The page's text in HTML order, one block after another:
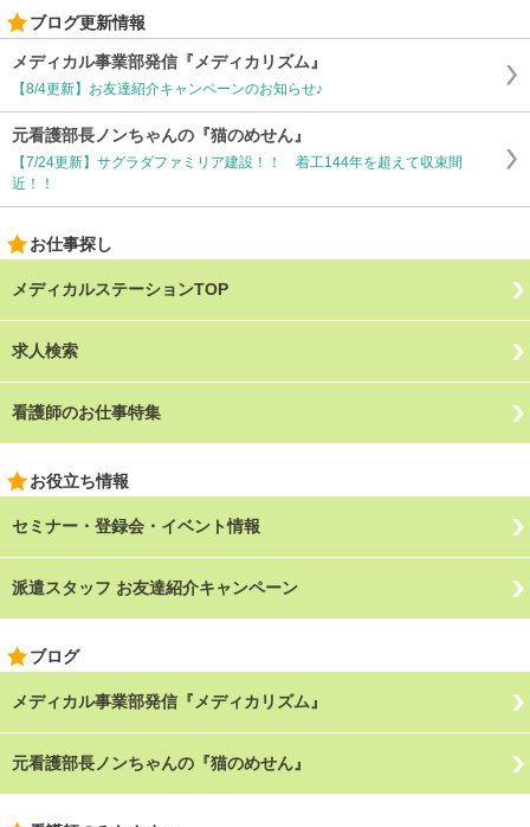
ブログ更新情報
メディカル事業部発信『メディカリズム』
【8/4更新】お友達紹介キャンペーンのお知らせ♪
元看護部長ノンちゃんの『猫のめせん』
【7/24更新】サグラダファミリア建設！！ 着工144年を超えて収束間
近！！
お仕事探し
メディカルステーションTOP
求人検索
看護師のお仕事特集
お役立ち情報
セミナー・登録会・イベント情報
派遣スタッフ お友達紹介キャンペーン
ブログ
メディカル事業部発信『メディカリズム』
元看護部長ノンちゃんの『猫のめせん』